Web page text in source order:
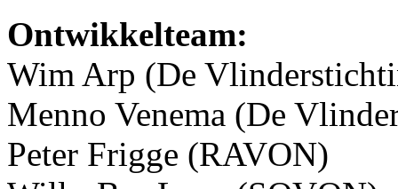
Ontwikkelteam:
Wim Arp (De
Menno Venema (De
Peter Frigge (RAVON)